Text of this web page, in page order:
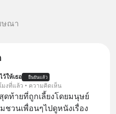
ษณา
ว้ให้เธอ ยืนยันแล้ว
มงที่แล้ว • ความคิดเห็น
ท้ายที่ถูกเลี้ยงโดยมนุษย์
ชวนเพื่อนๆไปดูหนังเรื่อง